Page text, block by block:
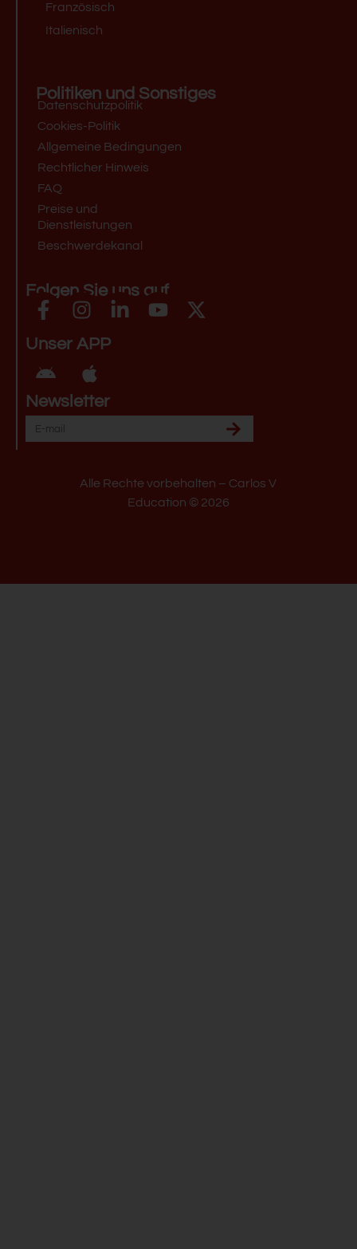
Französisch
Italienisch
Politiken und Sonstiges
Datenschutzpolitik
Cookies-Politik
Allgemeine Bedingungen
Rechtlicher Hinweis
FAQ
Preise und
Dienstleistungen
Beschwerdekanal
Folgen Sie uns auf
Unser APP
Newsletter
Alle Rechte vorbehalten – Carlos V
Education © 2026